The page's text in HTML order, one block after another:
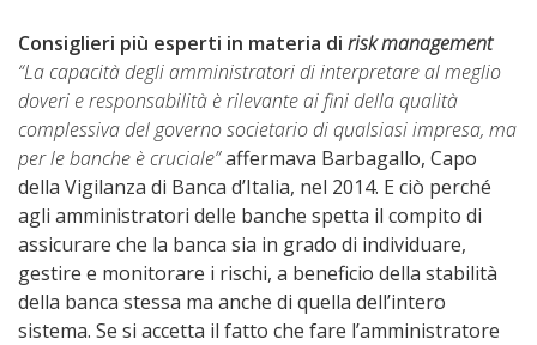
Consiglieri più esperti in materia di risk management
“La capacità degli amministratori di interpretare al meglio
doveri e responsabilità è rilevante ai fini della qualità
complessiva del governo societario di qualsiasi impresa, ma
per le banche è cruciale”affermava Barbagallo, Capo
della Vigilanza di Banca d’Italia, nel 2014. E ciò perché
agli amministratori delle banche spetta il compito di
assicurare che la banca sia in grado di individuare,
gestire e monitorare i rischi, a beneficio della stabilità
della banca stessa ma anche di quella dell’intero
sistema. Se si accetta il fatto che fare l’amministratore